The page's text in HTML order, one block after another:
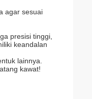
agar sesuai
presisi tinggi,
keandalan
lainnya.
kawat!